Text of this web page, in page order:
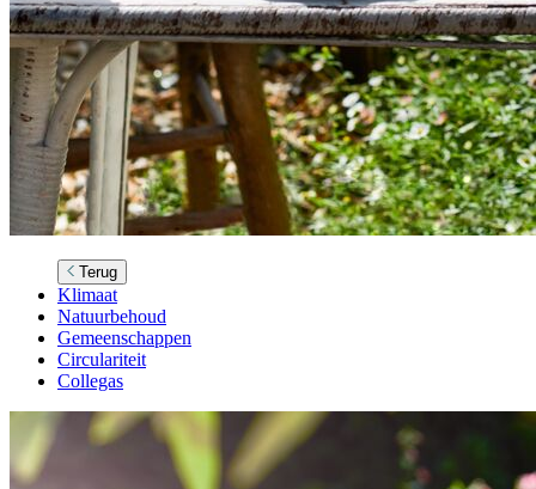
Terug
Klimaat
Natuurbehoud
Gemeenschappen
Circulariteit
Collegas